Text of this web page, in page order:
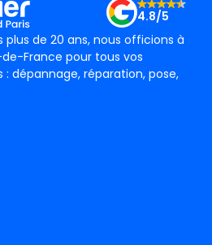
plus de 20 ans, nous officions à
France pour tous vos
dépannage, réparation, pose,
4.8/5